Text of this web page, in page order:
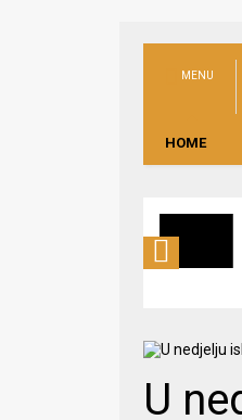
MENU
HOME
U